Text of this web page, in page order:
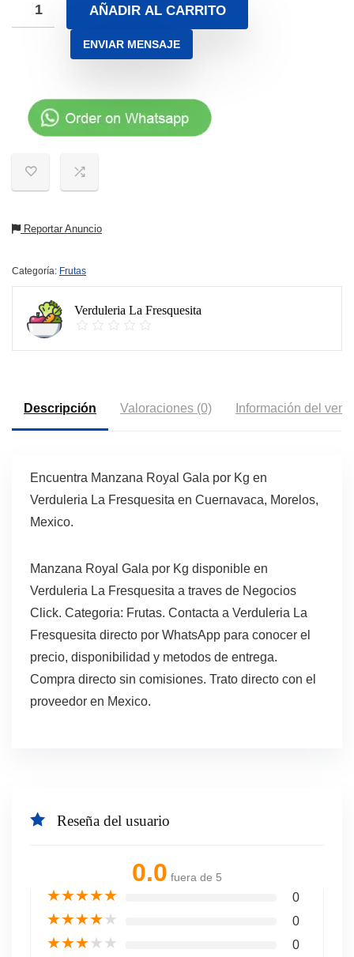
AÑADIR AL CARRITO
ENVIAR MENSAJE
Reportar Anuncio
Categoría: Frutas
Verduleria La Fresquesita
Descripción Valoraciones (0) Información del
Encuentra Manzana Royal Gala por Kg en
Verduleria La Fresquesita en Cuernavaca, Morelos,
Mexico.
Manzana Royal Gala por Kg disponible en
Verduleria La Fresquesita a traves de Negocios
Click. Categoria: Frutas. Contacta a Verduleria La
Fresquesita directo por WhatsApp para conocer el
precio, disponibilidad y metodos de entrega.
Compra directo sin comisiones. Trato directo con el
proveedor en Mexico.
Reseña del usuario
0.0 fuera de 5
★★★★★ 0
★★★★★ 0
★★★★★ 0